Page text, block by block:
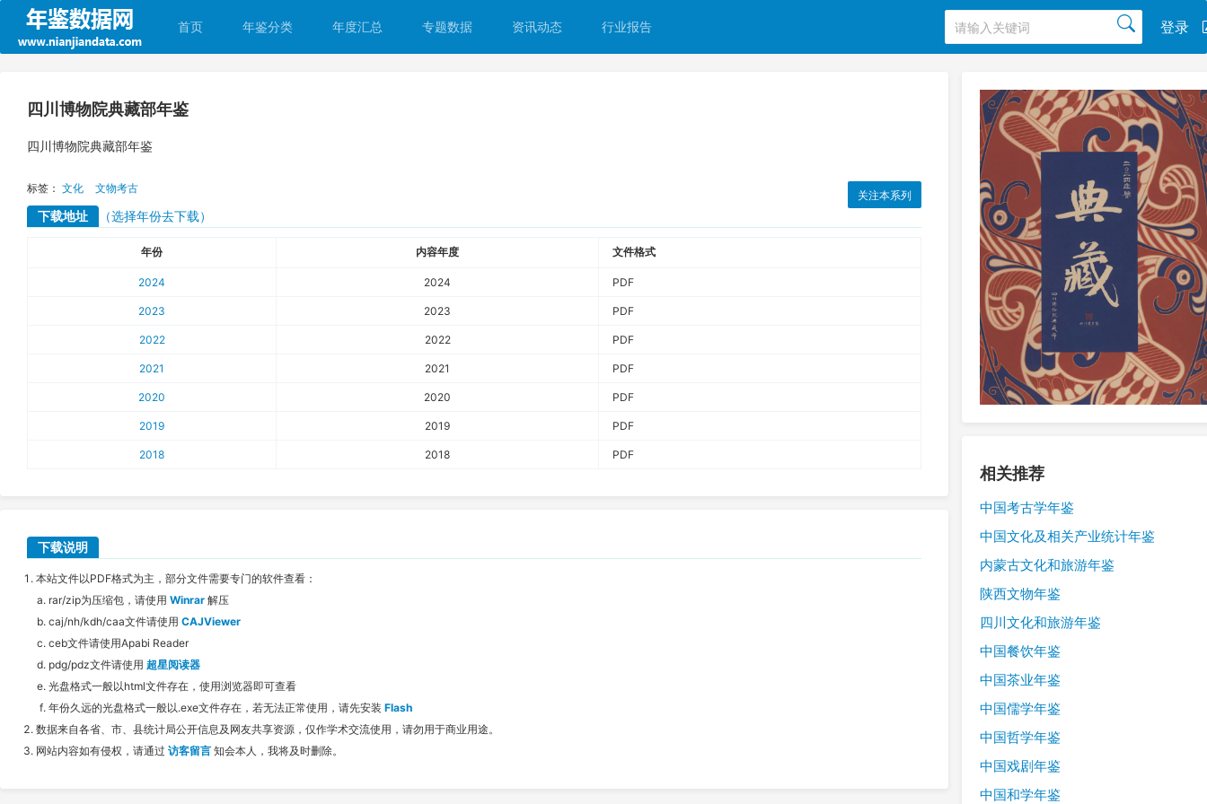
登录
首页 年鉴分类 年度汇总 专题数据 资讯动态 行业报告
四川博物院典藏部年鉴
四川博物院典藏部年鉴
关注本系列
标签： 文化 文物考古
下载地址 （选择年份去下载）
年份 内容年度 文件格式
2024 2024 PDF
2023 2023 PDF
2022 2022 PDF
2021 2021 PDF
2020 2020 PDF
2019 2019 PDF
2018 2018 PDF
下载说明
本站文件以PDF格式为主，部分文件需要专门的软件查看：
rar/zip为压缩包，请使用 Winrar 解压
caj/nh/kdh/caa文件请使用 CAJViewer
ceb文件请使用Apabi Reader
pdg/pdz文件请使用 超星阅读器
光盘格式一般以html文件存在，使用浏览器即可查看
年份久远的光盘格式一般以.exe文件存在，若无法正常使用，请先安装 Flash
数据来自各省、市、县统计局公开信息及网友共享资源，仅作学术交流使用，请勿用于商业用途。
网站内容如有侵权，请通过 访客留言 知会本人，我将及时删除。
相关推荐
中国考古学年鉴
中国文化及相关产业统计年鉴
内蒙古文化和旅游年鉴
陕西文物年鉴
四川文化和旅游年鉴
中国餐饮年鉴
中国茶业年鉴
中国儒学年鉴
中国哲学年鉴
中国戏剧年鉴
中国和学年鉴